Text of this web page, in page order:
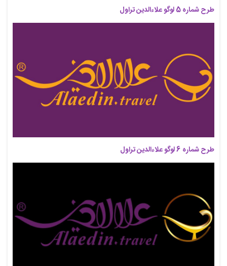
طرح شماره 5 لوگو علاءالدین تراول
طرح شماره 6 لوگو علاءالدین تراول